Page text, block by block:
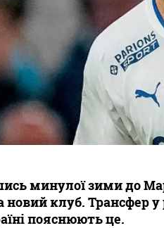
минулої зими до
новий клуб. Трансфер у
пояснюють це.